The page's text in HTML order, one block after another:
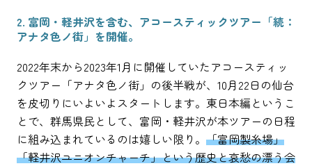
2. 富岡・軽井沢を含む、アコースティックツアー「続：
アナタ色ノ街」を開催。
2022年末から2023年1月に開催していたアコースティッ
クツアー「アナタ色ノ街」の後半戦が、10月22日の仙台
を皮切りにいよいよスタートします。東日本編というこ
とで、群馬県民として、富岡・軽井沢が本ツアーの日程
に組み込まれているのは嬉しい限り。 「富岡製糸場」
「軽井沢ユニオンチャーチ」という歴史と哀愁の漂う会